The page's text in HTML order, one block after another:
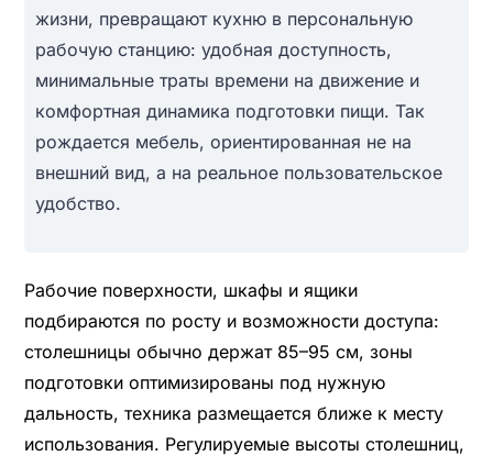
жизни, превращают кухню в персональную
рабочую станцию: удобная доступность,
минимальные траты времени на движение и
комфортная динамика подготовки пищи. Так
рождается мебель, ориентированная не на
внешний вид, а на реальное пользовательское
удобство.
Рабочие поверхности, шкафы и ящики
подбираются по росту и возможности доступа:
столешницы обычно держат 85–95 см, зоны
подготовки оптимизированы под нужную
дальность, техника размещается ближе к месту
использования. Регулируемые высоты столешниц,